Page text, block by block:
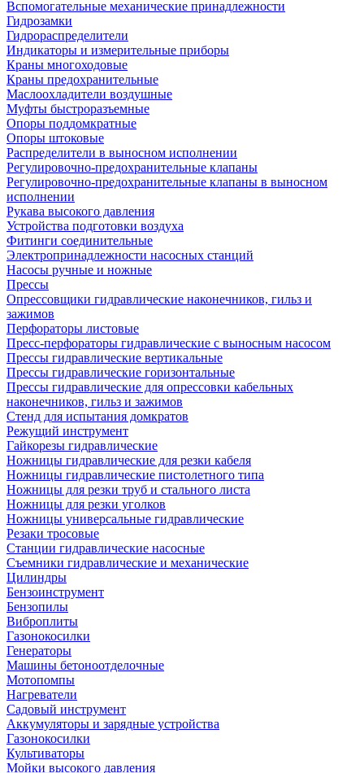
Вспомогательные механические принадлежности
Гидрозамки
Гидрораспределители
Индикаторы и измерительные приборы
Краны многоходовые
Краны предохранительные
Маслоохладители воздушные
Муфты быстроразъемные
Опоры поддомкратные
Опоры штоковые
Распределители в выносном исполнении
Регулировочно-предохранительные клапаны
Регулировочно-предохранительные клапаны в выносном
исполнении
Рукава высокого давления
Устройства подготовки воздуха
Фитинги соединительные
Электропринадлежности насосных станций
Насосы ручные и ножные
Прессы
Опрессовщики гидравлические наконечников, гильз и
зажимов
Перфораторы листовые
Пресс-перфораторы гидравлические с выносным насосом
Прессы гидравлические вертикальные
Прессы гидравлические горизонтальные
Прессы гидравлические для опрессовки кабельных
наконечников, гильз и зажимов
Стенд для испытания домкратов
Режущий инструмент
Гайкорезы гидравлические
Ножницы гидравлические для резки кабеля
Ножницы гидравлические пистолетного типа
Ножницы для резки труб и стального листа
Ножницы для резки уголков
Ножницы универсальные гидравлические
Резаки тросовые
Станции гидравлические насосные
Съемники гидравлические и механические
Цилиндры
Бензоинструмент
Бензопилы
Виброплиты
Газонокосилки
Генераторы
Машины бетоноотделочные
Мотопомпы
Нагреватели
Садовый инструмент
Аккумуляторы и зарядные устройства
Газонокосилки
Культиваторы
Мойки высокого давления